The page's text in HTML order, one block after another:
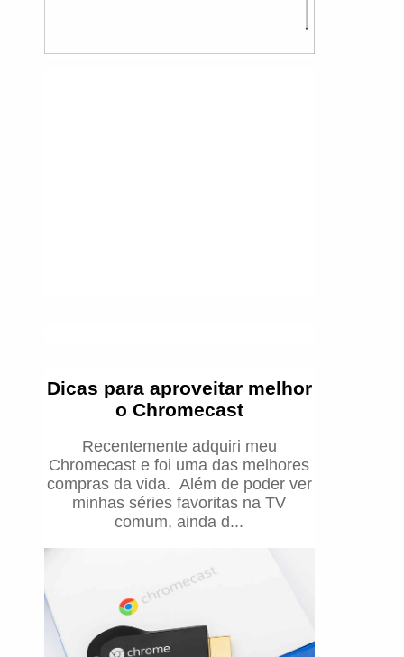
Dicas para aproveitar melhor
o Chromecast
Recentemente adquiri meu
Chromecast e foi uma das melhores
compras da vida. Além de poder ver
minhas séries favoritas na TV
comum, ainda d...